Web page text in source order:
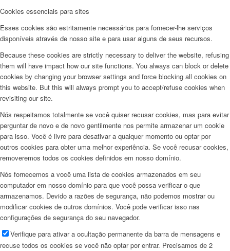
Cookies essenciais para sites
Esses cookies são estritamente necessários para fornecer-lhe serviços
disponíveis através de nosso site e para usar alguns de seus recursos.
Because these cookies are strictly necessary to deliver the website, refusing
them will have impact how our site functions. You always can block or delete
cookies by changing your browser settings and force blocking all cookies on
this website. But this will always prompt you to accept/refuse cookies when
revisiting our site.
Nós respeitamos totalmente se você quiser recusar cookies, mas para evitar
perguntar de novo e de novo gentilmente nos permite armazenar um cookie
para isso. Você é livre para desativar a qualquer momento ou optar por
outros cookies para obter uma melhor experiência. Se você recusar cookies,
removeremos todos os cookies definidos em nosso domínio.
Nós fornecemos a você uma lista de cookies armazenados em seu
computador em nosso domínio para que você possa verificar o que
armazenamos. Devido a razões de segurança, não podemos mostrar ou
modificar cookies de outros domínios. Você pode verificar isso nas
configurações de segurança do seu navegador.
Verifique para ativar a ocultação permanente da barra de mensagens e
recuse todos os cookies se você não optar por entrar. Precisamos de 2